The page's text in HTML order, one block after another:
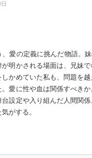
、愛の定義に挑んだ物語。
明かされる場面は、兄妹
かめていた私も、問題を
。愛に性や血は関係すべき
設定や入り組んだ人間関
がする。